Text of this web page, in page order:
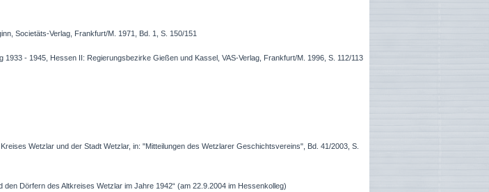
Societäts-Verlag, Frankfurt/M. 1971, Bd. 1, S. 150/151
- 1945, Hessen II: Regierungsbezirke Gießen und Kassel, VAS-Verlag, Frankfurt/M. 1996, S. 112/113
Wetzlar und der Stadt Wetzlar, in: "Mitteilungen des Wetzlarer Geschichtsvereins", Bd. 41/2003, S.
Dörfern des Altkreises Wetzlar im Jahre 1942“ (am 22.9.2004 im Hessenkolleg)